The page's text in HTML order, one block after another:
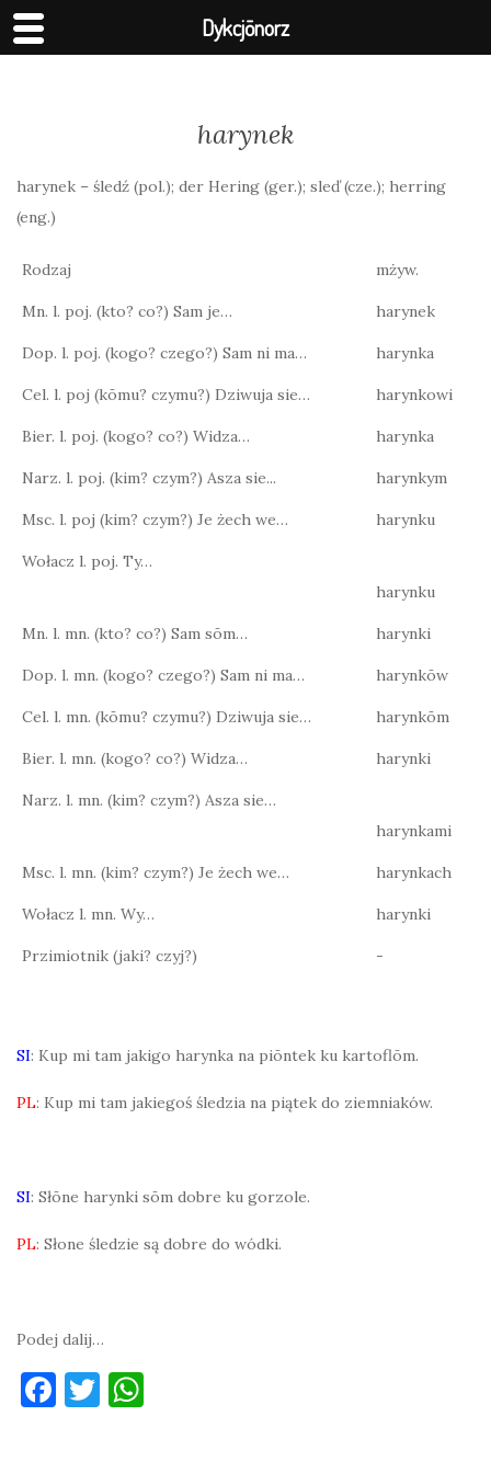
harynek
harynek – śledź (pol.); der Hering (ger.); sleď (cze.); herring
(eng.)
Rodzaj mżyw.
Mn. l. poj. (kto? co?) Sam je… harynek
Dop. l. poj. (kogo? czego?) Sam ni ma… harynka
Cel. l. poj (kōmu? czymu?) Dziwuja sie… harynkowi
Bier. l. poj. (kogo? co?) Widza… harynka
Narz. l. poj. (kim? czym?) Asza sie... harynkym
Msc. l. poj (kim? czym?) Je żech we… harynku
Wołacz l. poj. Ty…
harynku
Mn. l. mn. (kto? co?) Sam sōm… harynki
Dop. l. mn. (kogo? czego?) Sam ni ma… harynkōw
Cel. l. mn. (kōmu? czymu?) Dziwuja sie… harynkōm
Bier. l. mn. (kogo? co?) Widza… harynki
Narz. l. mn. (kim? czym?) Asza sie…
harynkami
Msc. l. mn. (kim? czym?) Je żech we… harynkach
Wołacz l. mn. Wy… harynki
Przimiotnik (jaki? czyj?) -
SI: Kup mi tam jakigo harynka na piōntek ku kartoflōm.
PL: Kup mi tam jakiegoś śledzia na piątek do ziemniaków.
SI: Słōne harynki sōm dobre ku gorzole.
PL: Słone śledzie są dobre do wódki.
Podej dalij…
F T
Dykcjōnorz